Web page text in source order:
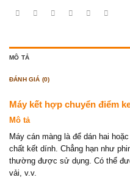
MÔ TẢ
ĐÁNH GIÁ (0)
Máy kết hợp chuyển điểm
Mô tả
Máy cán màng là để dán hai
chất kết dính. Chẳng hạn như
thường được sử dụng. Có thể
vải, v.v.